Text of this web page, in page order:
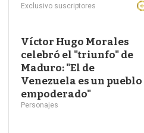
Exclusivo suscriptores
Víctor Hugo Morales
celebró el "triunfo" de
Maduro: "El de
Venezuela es un pueblo
empoderado"
Personajes